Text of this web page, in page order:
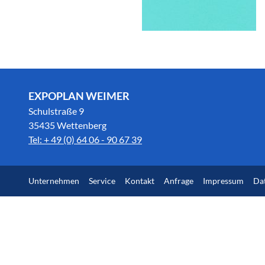
EXPOPLAN WEIMER
Schulstraße 9
35435 Wettenberg
Tel: + 49 (0) 64 06 - 90 67 39
Unternehmen Service Kontakt Anfrage Impressum